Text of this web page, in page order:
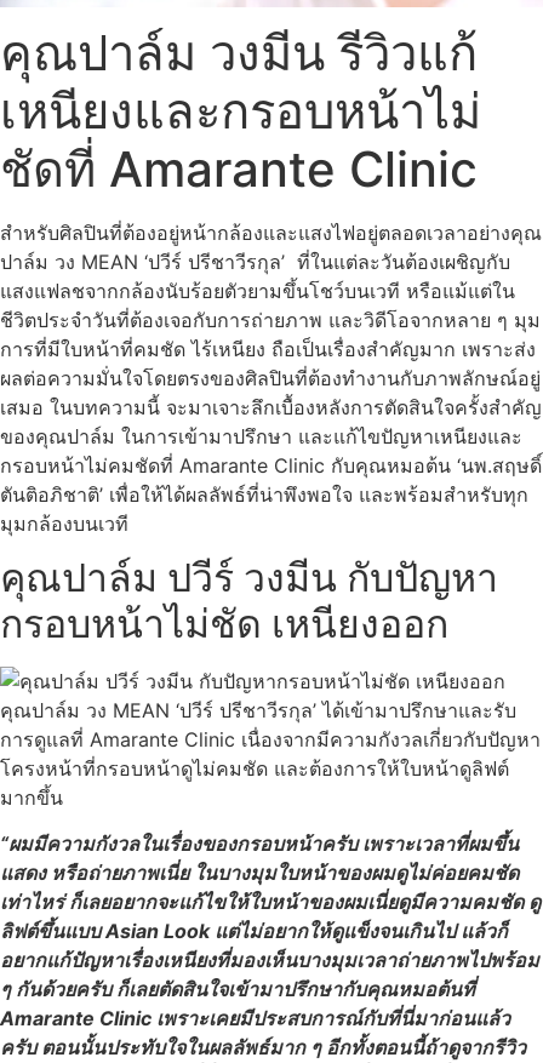
คุณปาล์ม วงมีน รีวิวแก้
เหนียงและกรอบหน้าไม่
ชัดที่ Amarante Clinic
สำหรับศิลปินที่ต้องอยู่หน้ากล้องและแสงไฟอยู่ตลอดเวลาอย่างคุณ
ปาล์ม วง MEAN ‘ปวีร์ ปรีชาวีรกุล’ ที่ในแต่ละวันต้องเผชิญกับ
แสงแฟลชจากกล้องนับร้อยตัวยามขึ้นโชว์บนเวที หรือแม้แต่ใน
ชีวิตประจำวันที่ต้องเจอกับการถ่ายภาพ และวิดีโอจากหลาย ๆ มุม
การที่มีใบหน้าที่คมชัด ไร้เหนียง ถือเป็นเรื่องสำคัญมาก เพราะส่ง
ผลต่อความมั่นใจโดยตรงของศิลปินที่ต้องทำงานกับภาพลักษณ์อยู่
เสมอ ในบทความนี้ จะมาเจาะลึกเบื้องหลังการตัดสินใจครั้งสำคัญ
ของคุณปาล์ม ในการเข้ามาปรึกษา และแก้ไขปัญหาเหนียงและ
กรอบหน้าไม่คมชัดที่ Amarante Clinic กับคุณหมอต้น ‘นพ.สฤษดิ์
ตันติอภิชาติ’ เพื่อให้ได้ผลลัพธ์ที่น่าพึงพอใจ และพร้อมสำหรับทุก
มุมกล้องบนเวที
คุณปาล์ม ปวีร์ วงมีน กับปัญหา
กรอบหน้าไม่ชัด เหนียงออก
คุณปาล์ม วง MEAN ‘ปวีร์ ปรีชาวีรกุล’ ได้เข้ามาปรึกษาและรับ
การดูแลที่ Amarante Clinic เนื่องจากมีความกังวลเกี่ยวกับปัญหา
โครงหน้าที่กรอบหน้าดูไม่คมชัด และต้องการให้ใบหน้าดูลิฟต์
มากขึ้น
“ผมมีความกังวลในเรื่องของกรอบหน้าครับ เพราะเวลาที่ผมขึ้น
แสดง หรือถ่ายภาพเนี่ย ในบางมุมใบหน้าของผมดูไม่ค่อยคมชัด
เท่าไหร่ ก็เลยอยากจะแก้ไขให้ใบหน้าของผมเนี่ยดูมีความคมชัด ดู
ลิฟต์ขึ้นแบบ Asian Look แต่ไม่อยากให้ดูแข็งจนเกินไป แล้วก็
อยากแก้ปัญหาเรื่องเหนียงที่มองเห็นบางมุมเวลาถ่ายภาพไปพร้อม
ๆ กันด้วยครับ ก็เลยตัดสินใจเข้ามาปรึกษากับคุณหมอต้นที่
Amarante Clinic เพราะเคยมีประสบการณ์กับที่นี่มาก่อนแล้ว
ครับ ตอนนั้นประทับใจในผลลัพธ์มาก ๆ อีกทั้งตอนนี้ถ้าดูจากรีวิว